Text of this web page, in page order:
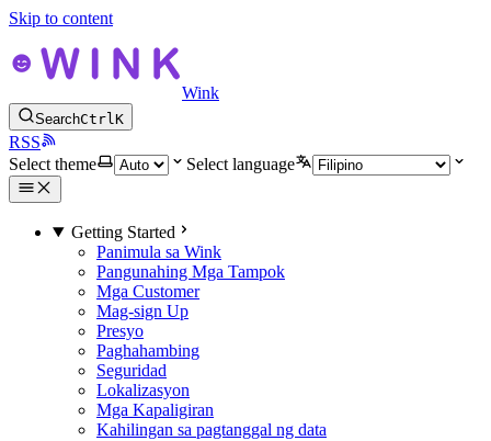
Skip to content
Wink
SearchCtrlK
RSS
Select theme
Select language
Getting Started
Panimula sa Wink
Pangunahing Mga Tampok
Mga Customer
Mag-sign Up
Presyo
Paghahambing
Seguridad
Lokalizasyon
Mga Kapaligiran
Kahilingan sa pagtanggal ng data